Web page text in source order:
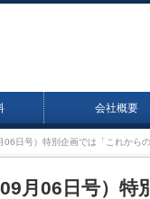
会社概要
日号）特別企画では「これから
月06日号）特